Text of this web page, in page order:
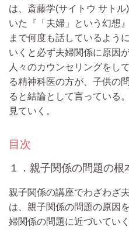
は、斎藤学(サイトウ サト
いた『「夫婦」という幻想
まで何度も話しているよう
いくと必ず夫婦関係に原因
人々のカウンセリングをし
る精神科医の方が、子供の
ると結論として言っている
見ていく。
目次
１．親子関係の問題の根
親子関係の講座でわざわざ
は、親子関係の問題の原因
婦関係の問題に近づいてい